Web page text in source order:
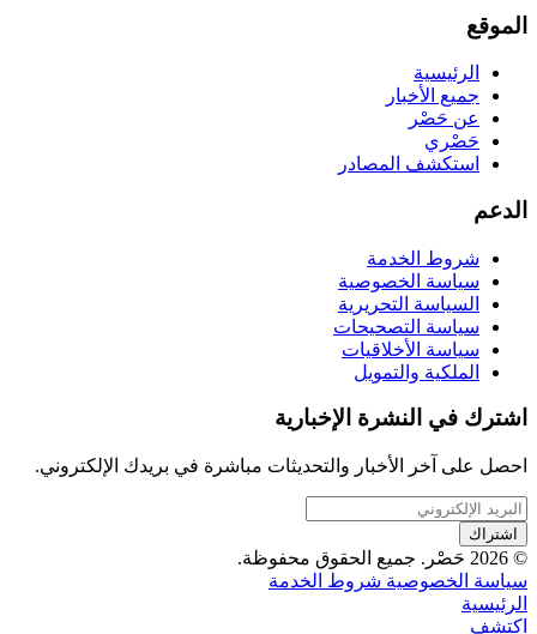
الموقع
الرئيسية
جميع الأخبار
عن حَصْر
حَصْري
استكشف المصادر
الدعم
شروط الخدمة
سياسة الخصوصية
السياسة التحريرية
سياسة التصحيحات
سياسة الأخلاقيات
الملكية والتمويل
اشترك في النشرة الإخبارية
احصل على آخر الأخبار والتحديثات مباشرة في بريدك الإلكتروني.
اشتراك
© 2026 حَصْر. جميع الحقوق محفوظة.
سياسة الخصوصية شروط الخدمة
الرئيسية
اكتشف